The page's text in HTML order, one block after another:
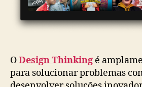
ODesign Thinking é
para solucionar problemas